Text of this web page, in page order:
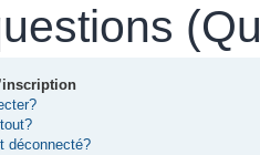
déconnecté?